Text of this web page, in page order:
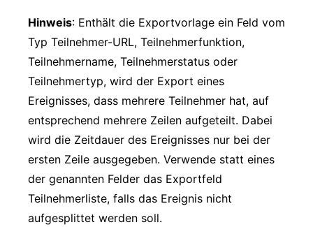
Hinweis: Enthält die Exportvorlage ein Feld vom
Typ Teilnehmer-URL, Teilnehmerfunktion,
Teilnehmername, Teilnehmerstatus oder
Teilnehmertyp, wird der Export eines
Ereignisses, dass mehrere Teilnehmer hat, auf
entsprechend mehrere Zeilen aufgeteilt. Dabei
wird die Zeitdauer des Ereignisses nur bei der
ersten Zeile ausgegeben. Verwende statt eines
der genannten Felder das Exportfeld
Teilnehmerliste, falls das Ereignis nicht
aufgesplittet werden soll.